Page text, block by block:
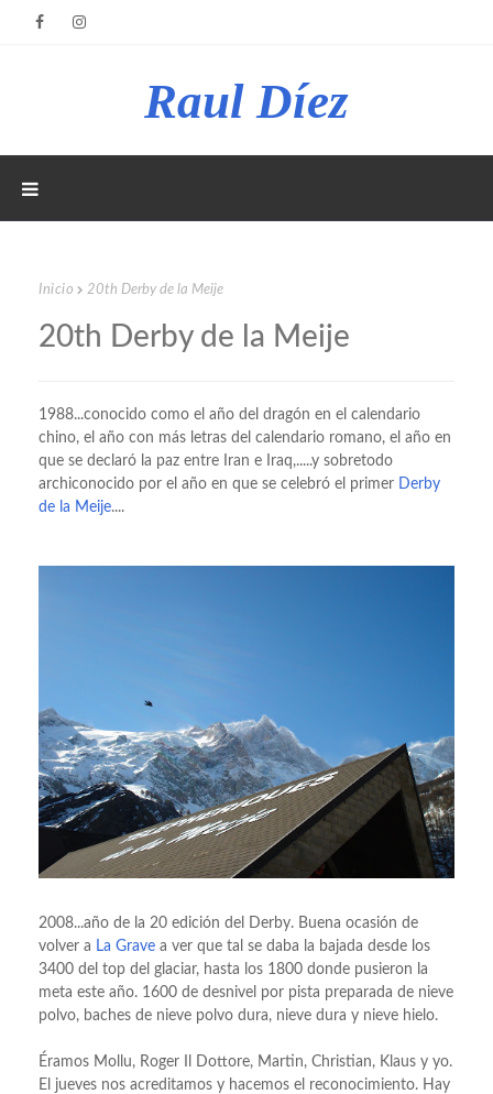
Raul Díez
Inicio 20th Derby de la Meije
20th Derby de la Meije
1988...conocido como el año del dragón en el calendario
chino, el año con más letras del calendario romano, el año en
que se declaró la paz entre Iran e Iraq,.....y sobretodo
archiconocido por el año en que se celebró el primer Derby
de la Meije....
2008...año de la 20 edición del Derby. Buena ocasión de
volver a La Grave a ver que tal se daba la bajada desde los
3400 del top del glaciar, hasta los 1800 donde pusieron la
meta este año. 1600 de desnivel por pista preparada de nieve
polvo, baches de nieve polvo dura, nieve dura y nieve hielo.
Éramos Mollu, Roger Il Dottore, Martin, Christian, Klaus y yo.
El jueves nos acreditamos y hacemos el reconocimiento. Hay